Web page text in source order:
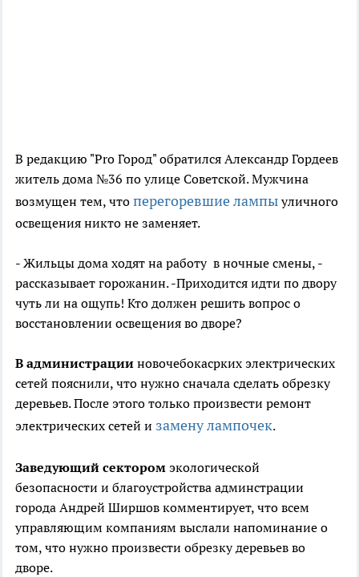
В редакцию "Pro Город" обратился Александр Гордеев
житель дома №36 по улице Советской. Мужчина
возмущен тем, что перегоревшие лампы уличного
освещения никто не заменяет.
- Жильцы дома ходят на работу в ночные смены, -
рассказывает горожанин. -Приходится идти по двору
чуть ли на ощупь! Кто должен решить вопрос о
восстановлении освещения во дворе?
В администрации новочебокасрких электрических
сетей пояснили, что нужно сначала сделать обрезку
деревьев. После этого только произвести ремонт
электрических сетей и замену лампочек.
Заведующий сектором экологической
безопасности и благоустройства админстрации
города Андрей Ширшов комментирует, что всем
управляющим компаниям выслали напоминание о
том, что нужно произвести обрезку деревьев во
дворе.